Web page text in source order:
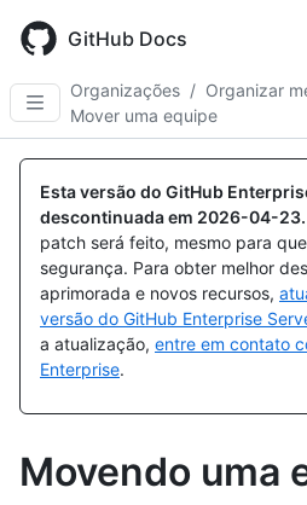
main
content
GitHub Docs
Organizações / Organizar
Mover uma equipe
Esta versão do GitHub
descontinuada em 2026-04-23.
patch será feito, mesmo para
segurança. Para obter melhor
aprimorada e novos recursos,
versão do GitHub Enterprise
a atualização, entre em contato
Enterprise.
Movendo uma